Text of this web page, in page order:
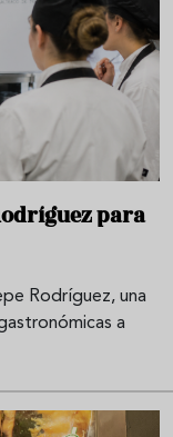
para
Rodríguez, una
a